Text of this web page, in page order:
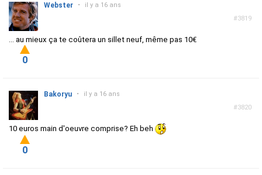
#3819
Webster • il y a 16 ans
... au mieux ça te coûtera un sillet neuf, même pas 10€
0
#3820
Bakoryu • il y a 16 ans
10 euros main d'oeuvre comprise? Eh beh
0